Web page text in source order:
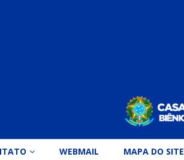
WEBMAIL MAPA DO SITE